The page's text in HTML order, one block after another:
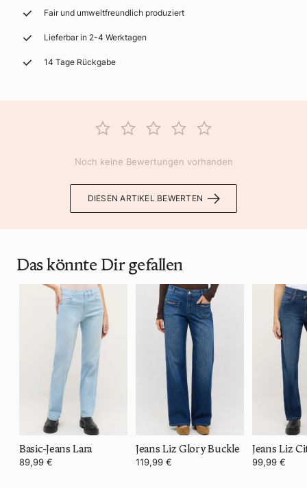
Fair und umweltfreundlich produziert
Lieferbar in 2-4 Werktagen
14 Tage Rückgabe
Noch keine Bewertungen vorhanden
DIESEN ARTIKEL BEWERTEN
Das könnte Dir gefallen
Basic-Jeans Lara
89,99 €
Jeans Liz Glory Buckle
119,99 €
Jeans Liz
99,99 €